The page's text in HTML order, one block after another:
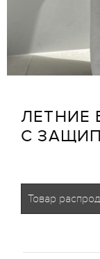
ЛЕТНИЕ
С
Товар